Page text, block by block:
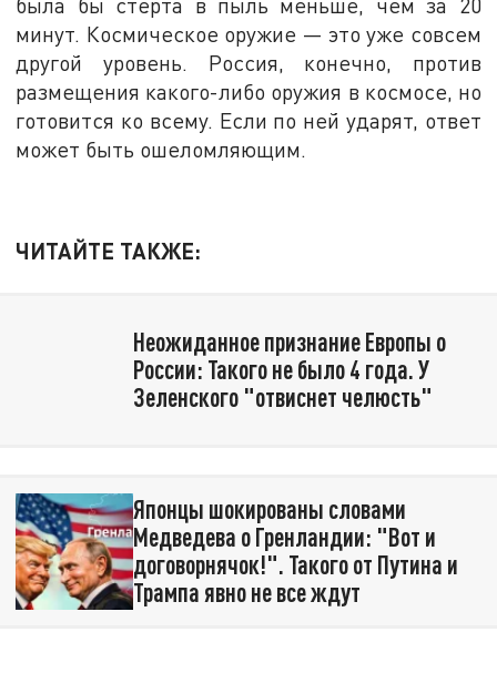
минут. Космическое оружие — это уже совсем
другой уровень. Россия, конечно, против
размещения какого-либо оружия в космосе, но
готовится ко всему. Если по ней ударят, ответ
может быть ошеломляющим.
ЧИТАЙТЕ ТАКЖЕ:
Неожиданное признание Европы о
России: Такого не было 4 года. У
Зеленского "отвиснет челюсть"
Японцы шокированы словами
Медведева о Гренландии: "Вот и
договорнячок!". Такого от Путина и
Трампа явно не все ждут